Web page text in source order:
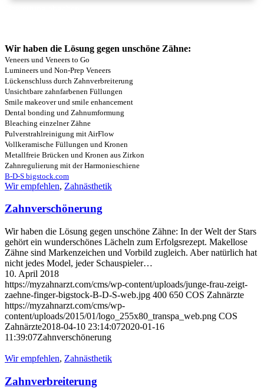
Wir haben die Lösung gegen unschöne Zähne:
Veneers und Veneers to Go
Lumineers und Non-Prep Veneers
Lückenschluss durch Zahnverbreiterung
Unsichtbare zahnfarbenen Füllungen
Smile makeover und smile enhancement
Dental bonding und Zahnumformung
Bleaching einzelner Zähne
Pulverstrahlreinigung mit AirFlow
Vollkeramische Füllungen und Kronen
Metallfreie Brücken und Kronen aus Zirkon
Zahnregulierung mit der Harmonieschiene
B-D-S bigstock.com
Wir empfehlen, Zahnästhetik
Zahnverschönerung
Wir haben die Lösung gegen unschöne Zähne: In der Welt der Stars
gehört ein wunderschönes Lächeln zum Erfolgsrezept. Makellose
Zähne sind Markenzeichen und Vorbild zugleich. Aber natürlich hat
nicht jedes Model, jeder Schauspieler…
10. April 2018
https://myzahnarzt.com/cms/wp-content/uploads/junge-frau-zeigt-
zaehne-finger-bigstock-B-D-S-web.jpg 400 650 COS Zahnärzte
https://myzahnarzt.com/cms/wp-
content/uploads/2015/01/logo_255x80_transpa_web.png COS
Zahnärzte2018-04-10 23:14:072020-01-16
11:39:07Zahnverschönerung
Wir empfehlen, Zahnästhetik
Zahnverbreiterung